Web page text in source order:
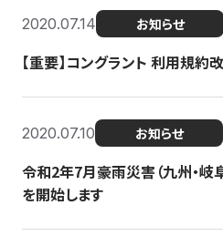
2020.07.14 お知らせ
【重要】コングラント 利用規約
2020.07.10 お知らせ
令和2年7月豪雨災害（九州・岐
を開始します